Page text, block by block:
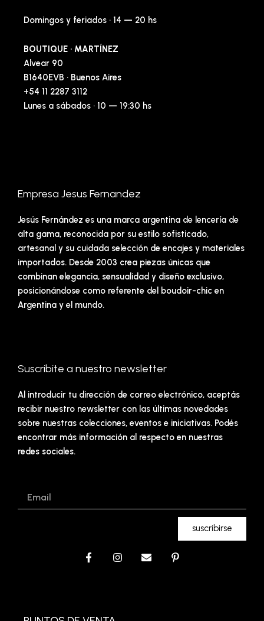
Domingos y feriados · 14 — 20 hs
BOUTIQUE · MARTÍNEZ
Alvear 90
B1640EVB · Buenos Aires
+54 11 2287 3112
Lunes a sábados · 10 — 19:30 hs
Empresa Jesus Fernandez
Jesús Fernández es una marca argentina de lencería de
alta gama, reconocida por su estilo sofisticado,
artesanal y su cuidada selección de encajes y materiales
importados. Desde 2003 crea piezas únicas que
combinan elegancia, sensualidad y diseño exclusivo,
posicionándose como referente del boudoir-chic en
Argentina y el mundo.
Suscribite a nuestro newsletter
Al introducir tu dirección de correo electrónico, aceptás
recibir nuestro newsletter con las últimas novedades
sobre nuestras colecciones, eventos e iniciativas. Podés
encontrar más información al respecto en nuestras
redes sociales.
suscribirse
F
a
o
I
E
P